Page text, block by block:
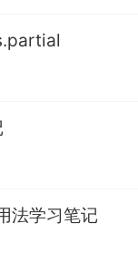
法学习笔记